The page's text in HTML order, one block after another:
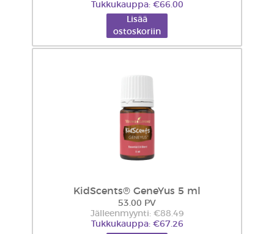
Tukkukauppa: €66.00
Lisää
ostoskoriin
KidScents® GeneYus 5 ml
53.00 PV
Jälleenmyynti: €88.49
Tukkukauppa: €67.26